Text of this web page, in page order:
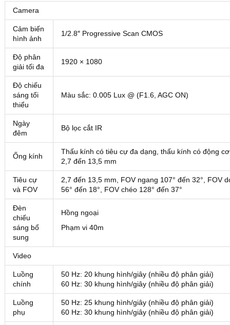
Camera
Cảm biến
hình ảnh
1/2.8″ Progressive Scan CMOS
Độ phân
giải tối đa
1920 × 1080
Độ chiếu
sáng tối
thiểu
Màu sắc: 0.005 Lux @ (F1.6, AGC ON)
Ngày
đêm
Bộ lọc cắt IR
Ống kính
Thấu kính có tiêu cự đa dạng, thấu kính có động
2,7 đến 13,5 mm
Tiêu cự
và FOV
2,7 đến 13,5 mm, FOV ngang 107° đến 32°, FOV
56° đến 18°, FOV chéo 128° đến 37°
Đèn
chiếu
sáng bổ
sung
Hồng ngoại
Phạm vi 40m
Video
Luồng
chính
50 Hz: 20 khung hình/giây (nhiều độ phân giải)
60 Hz: 30 khung hình/giây (nhiều độ phân giải)
Luồng
phụ
50 Hz: 25 khung hình/giây (nhiều độ phân giải)
60 Hz: 30 khung hình/giây (nhiều độ phân giải)